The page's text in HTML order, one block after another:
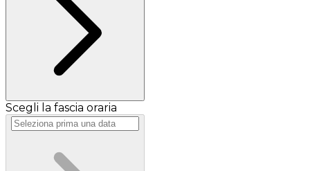
Scegli la fascia oraria